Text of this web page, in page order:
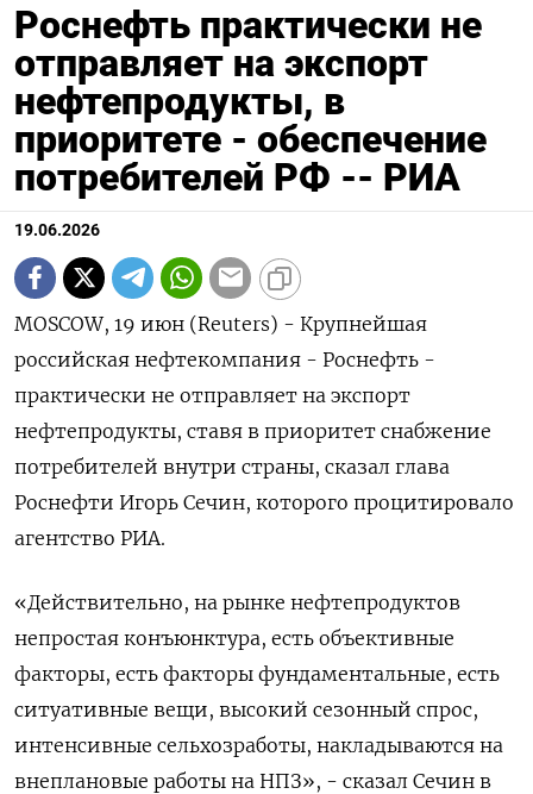
Роснефть практически не
отправляет на экспорт
нефтепродукты, в
приоритете - обеспечение
потребителей РФ -- РИА
19.06.2026
MOSCOW, 19 июн (Reuters) - Крупнейшая
российская нефтекомпания - Роснефть -
практически не отправляет на экспорт
нефтепродукты, ставя в приоритет снабжение
потребителей внутри страны, сказал глава
‌Роснефти Игорь Сечин, которого процитировало
агентство РИА.
«Действительно, на рынке нефтепродуктов
непростая конъюнктура, есть объективные
факторы, есть факторы фундаментальные, есть
ситуативные вещи, ​высокий сезонный спрос,
интенсивные ​сельхозработы, накладываются ​на
внеплановые ⁠работы на НПЗ», - сказал Сечин в